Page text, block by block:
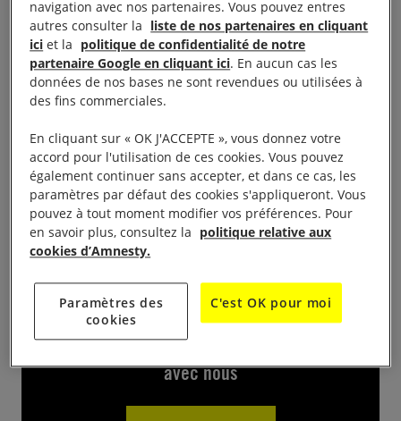
Stand d’information, Signature des pétitions 10
Jours Pour Signer aux heures d’ouverture de
l’Espace Fayolle, 6 Avenur Fayole 23000 Guéret
venez signer les pétitions de 10 JPS
Près de chez vous
avec nous
navigation avec nos partenaires. Vous pouvez entres
autres consulter la liste de nos partenaires en cliquant
ici et la politique de confidentialité de notre
partenaire Google en cliquant ici. En aucun cas les
données de nos bases ne sont revendues ou utilisées à
des fins commerciales.
En cliquant sur « OK J'ACCEPTE », vous donnez votre
accord pour l'utilisation de ces cookies. Vous pouvez
également continuer sans accepter, et dans ce cas, les
paramètres par défaut des cookies s'appliqueront. Vous
pouvez à tout moment modifier vos préférences. Pour
en savoir plus, consultez la politique relative aux
cookies d’Amnesty.
Paramètres des
cookies
C'est OK pour moi